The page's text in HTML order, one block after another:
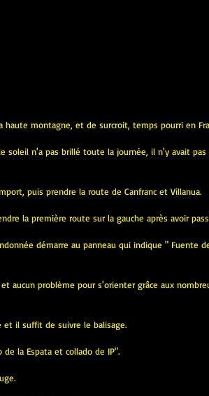
haute montagne, et de surcroit, temps pourri en
soleil n'a pas brillé toute la journée, il n'y avait
puis prendre la route de Canfranc et Villanua.
la première route sur la gauche après avoir
démarre au panneau qui indique " Fuente
aucun problème pour s'orienter grâce aux
il suffit de suivre le balisage.
la Espata et collado de IP".